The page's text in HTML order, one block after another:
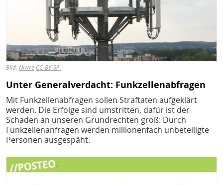
Bild:Niwre CC-BY-SA
Unter Generalverdacht: Funkzellenabfragen
Mit Funkzellenabfragen sollen Straftaten aufgeklärt
werden. Die Erfolge sind umstritten, dafür ist der
Schaden an unseren Grundrechten groß: Durch
Funkzellenanfragen werden millionenfach unbeteiligte
Personen ausgespäht.
Bild